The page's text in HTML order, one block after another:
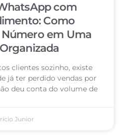
com
Como
em Uma
clientes sozinho, existe
já ter perdido vendas por
deu conta do volume de
Junior